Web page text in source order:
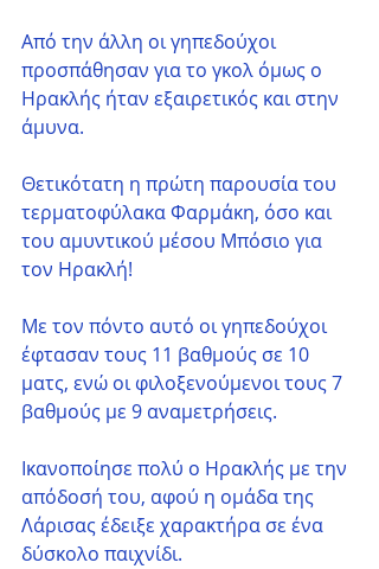
Από την άλλη οι γηπεδούχοι
προσπάθησαν για το γκολ όμως ο
Ηρακλής ήταν εξαιρετικός και στην
άμυνα.
Θετικότατη η πρώτη παρουσία του
τερματοφύλακα Φαρμάκη, όσο και
του αμυντικού μέσου Μπόσιο για
τον Ηρακλή!
Με τον πόντο αυτό οι γηπεδούχοι
έφτασαν τους 11 βαθμούς σε 10
ματς, ενώ οι φιλοξενούμενοι τους 7
βαθμούς με 9 αναμετρήσεις.
Ικανοποίησε πολύ ο Ηρακλής με την
απόδοσή του, αφού η ομάδα της
Λάρισας έδειξε χαρακτήρα σε ένα
δύσκολο παιχνίδι.